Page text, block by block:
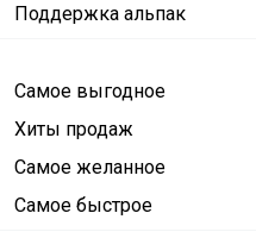
Поддержка альпак
Самое выгодное
Хиты продаж
Самое желанное
Самое быстрое